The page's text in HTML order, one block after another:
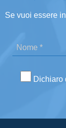
Se vuoi essere
Dichiaro